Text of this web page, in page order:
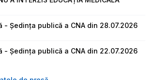
- Ședința publică a CNA din 28.07.2026
- Ședința publică a CNA din 22.07.2026